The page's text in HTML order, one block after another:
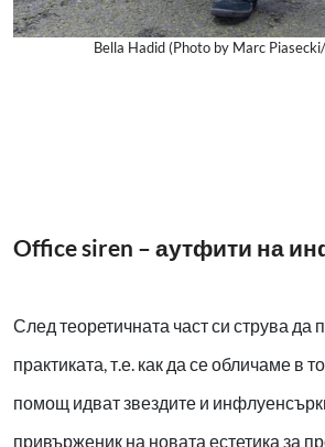
Bella Hadid (Photo by Marc
Office siren – аутфити на
След теоретичната част си струва да
практиката, т.е. как да се обличаме в
помощ идват звездите и
привърженик на новата естетика за